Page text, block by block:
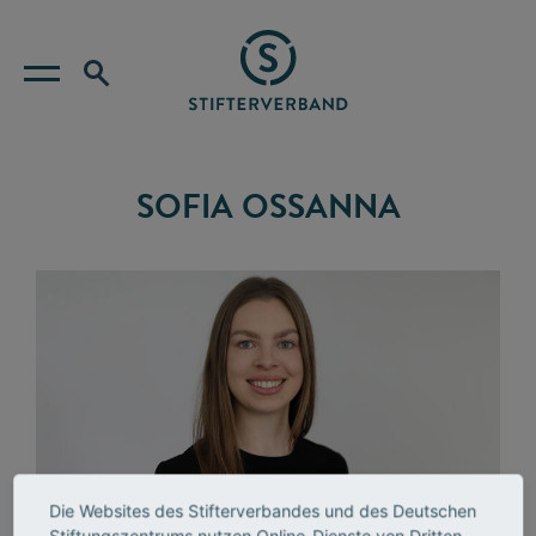
SOFIA OSSANNA
Die Websites des Stifterverbandes und des Deutschen